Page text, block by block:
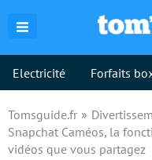
Electricité Forfaits
Tomsguide.fr
Snapchat Caméos, la
vidéos que vous partagez